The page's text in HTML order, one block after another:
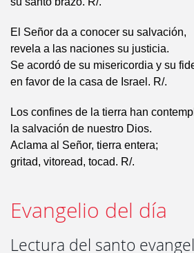
El Señor da a conocer su salvación,
revela a las naciones su justicia.
Se acordó de su misericordia y su
en favor de la casa de Israel. R/.
Los confines de la tierra han
la salvación de nuestro Dios.
Aclama al Señor, tierra entera;
gritad, vitoread, tocad. R/.
Evangelio del día
Lectura del santo